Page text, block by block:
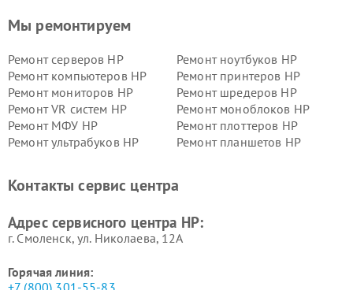
Мы ремонтируем
Ремонт серверов HP
Ремонт ноутбуков HP
Ремонт компьютеров HP
Ремонт принтеров HP
Ремонт мониторов HP
Ремонт шредеров HP
Ремонт VR систем HP
Ремонт моноблоков HP
Ремонт МФУ HP
Ремонт плоттеров HP
Ремонт ультрабуков HP
Ремонт планшетов HP
Контакты сервис центра
Адрес сервисного центра HP:
г. Смоленск, ул. Николаева, 12А
Горячая линия:
+7 (800) 301-55-83